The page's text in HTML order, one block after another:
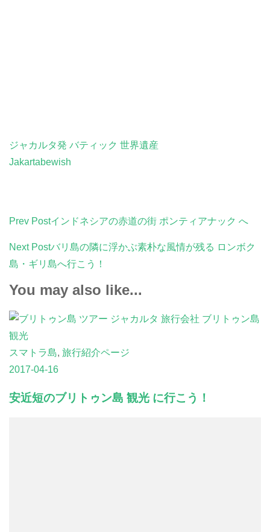
ジャカルタ発 バティック 世界遺産
Jakartabewish
Post
Prev Postインドネシアの赤道の街 ポンティアナック へ
Next Postバリ島の隣に浮かぶ素朴な風情が残る ロンボク
島・ギリ島へ行こう！
You may also like...
スマトラ島, 旅行紹介ページ
2017-04-16
安近短のブリトゥン島 観光 に行こう！